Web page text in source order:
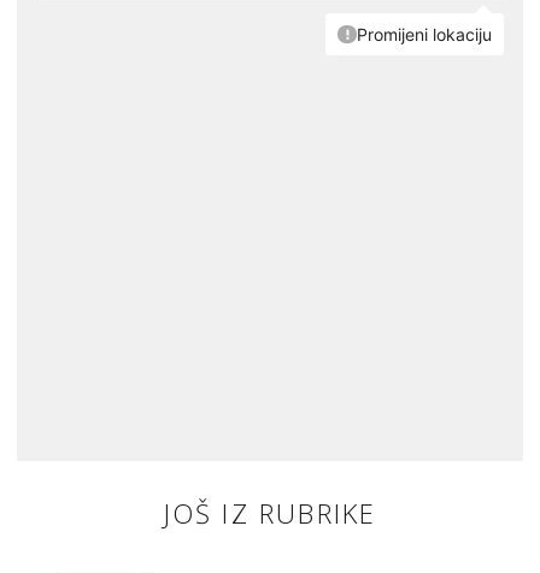
JOŠ IZ RUBRIKE